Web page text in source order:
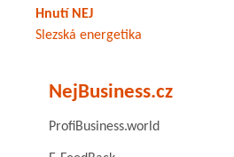
Hnutí NEJ
Slezská energetika
NejBusiness.cz
ProfiBusiness.world